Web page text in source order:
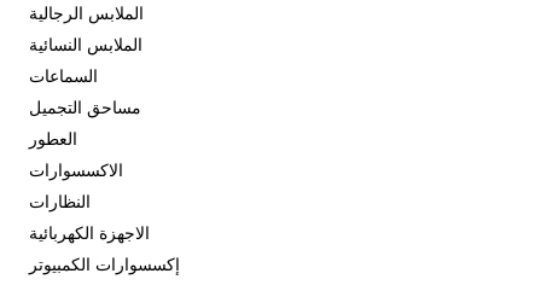
الملابس الرجالية
الملابس النسائية
السماعات
مساحق التجميل
العطور
الاكسسوارات
النظارات
الاجهزة الكهربائية
إكسسوارات الكمبيوتر